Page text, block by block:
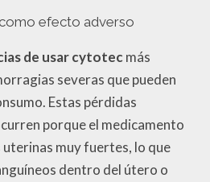
efecto adverso
de usar cytotecmás
severas que pueden
Estas pérdidas
porque el medicamento
muy fuertes, lo que
dentro del útero o